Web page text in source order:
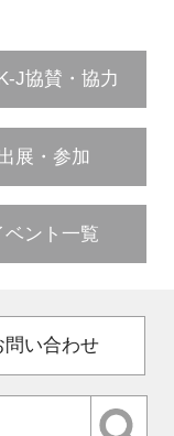
J協賛・協力
展・参加
ベント一覧
問い合わせ